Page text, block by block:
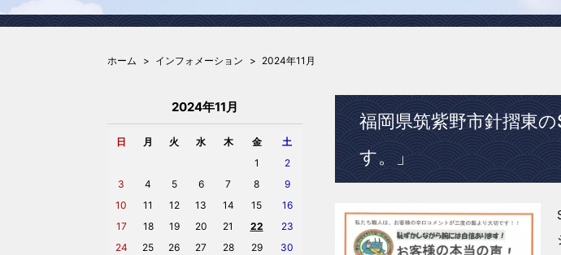
ホーム インフォメーション 2024年11月
福岡県筑紫野市針摺東
す。」
2024年11月
日 月 火 水 木 金 土
1
2
3
4 5 6 7 8
9
10
11 12 13 14 15
16
17
18 19 20 21 22
23
24
25 26 27 28 29 30